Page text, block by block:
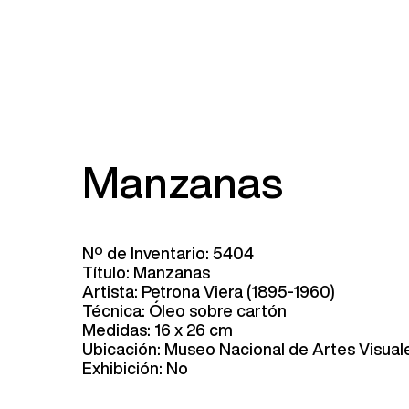
Manzanas
Nº de Inventario: 5404
Título: Manzanas
Artista: Petrona Viera (1895-1960)
Técnica: Óleo sobre cartón
Medidas: 16 x 26 cm
Ubicación: Museo Nacional de Artes
Exhibición: No